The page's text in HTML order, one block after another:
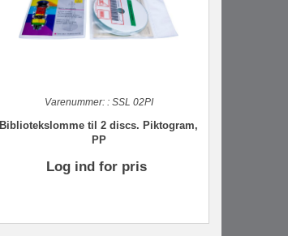
Varenummer:: SSL 02PI
Bibliotekslomme til 2 discs. Piktogram,
PP
Log ind for pris